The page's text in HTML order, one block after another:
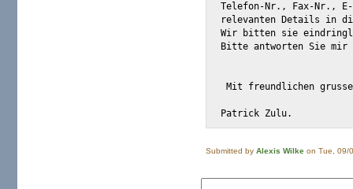
Telefon-Nr., Fax-Nr.,
relevanten Details in
Wir bitten sie
Bitte antworten Sie mir
Mit freundlichen
Submitted byAlexis Wilke on Tue, 09/